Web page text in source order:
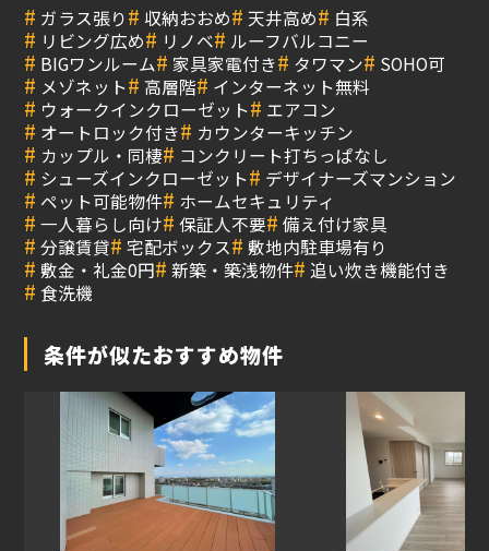
# ガラス張り# 収納おおめ# 天井高め# 白系
# リビング広め# リノベ# ルーフバルコニー
# BIGワンルーム# 家具家電付き# タワマン# SOHO可
# メゾネット# 高層階# インターネット無料
# ウォークインクローゼット# エアコン
# オートロック付き# カウンターキッチン
# カップル・同棲# コンクリート打ちっぱなし
# シューズインクローゼット# デザイナーズマンション
# ペット可能物件# ホームセキュリティ
# 一人暮らし向け# 保証人不要# 備え付け家具
# 分譲賃貸# 宅配ボックス# 敷地内駐車場有り
# 敷金・礼金0円# 新築・築浅物件# 追い炊き機能付き
# 食洗機
条件が似たおすすめ物件